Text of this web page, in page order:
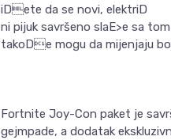
iDete da se novi, elektriD
ni pijuk savršeno slaE>e sa
takoDe mogu da mijenjaju
Fortnite Joy-Con paket je
gejmpade, a dodatak